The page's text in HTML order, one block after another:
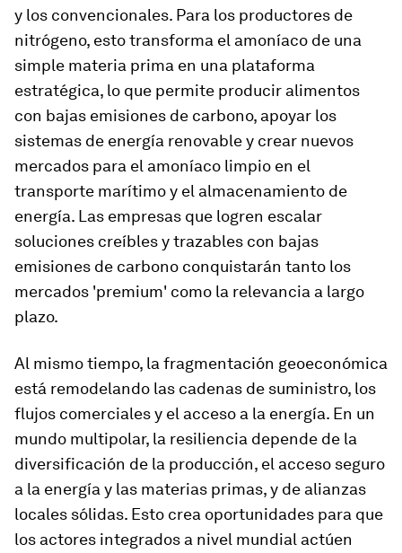
y los convencionales. Para los productores de
nitrógeno, esto transforma el amoníaco de una
simple materia prima en una plataforma
estratégica, lo que permite producir alimentos
con bajas emisiones de carbono, apoyar los
sistemas de energía renovable y crear nuevos
mercados para el amoníaco limpio en el
transporte marítimo y el almacenamiento de
energía. Las empresas que logren escalar
soluciones creíbles y trazables con bajas
emisiones de carbono conquistarán tanto los
mercados 'premium' como la relevancia a largo
plazo.
Al mismo tiempo, la fragmentación geoeconómica
está remodelando las cadenas de suministro, los
flujos comerciales y el acceso a la energía. En un
mundo multipolar, la resiliencia depende de la
diversificación de la producción, el acceso seguro
a la energía y las materias primas, y de alianzas
locales sólidas. Esto crea oportunidades para que
los actores integrados a nivel mundial actúen